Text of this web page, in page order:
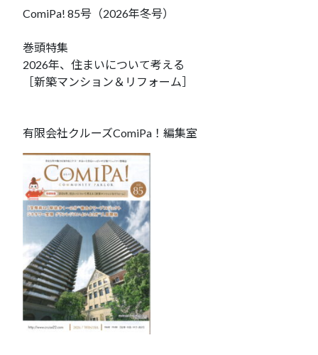
ComiPa! 85号（2026年冬号）
巻頭特集
2026年、住まいについて考える
［新築マンション＆リフォーム］
有限会社クルーズComiPa！編集室